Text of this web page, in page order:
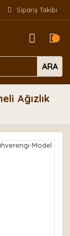
Sipariş Takibi
ARA
Ağızlık